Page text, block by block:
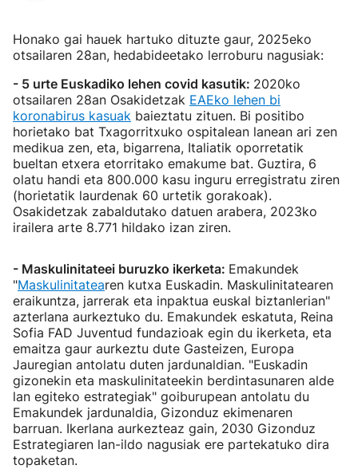
Honako gai hauek hartuko dituzte gaur, 2025eko
otsailaren 28an, hedabideetako lerroburu nagusiak:
- 5 urte Euskadiko lehen covid kasutik: 2020ko
otsailaren 28an Osakidetzak EAEko lehen bi
koronabirus kasuak baieztatu zituen. Bi positibo
horietako bat Txagorritxuko ospitalean lanean ari zen
medikua zen, eta, bigarrena, Italiatik oporretatik
bueltan etxera etorritako emakume bat. Guztira, 6
olatu handi eta 800.000 kasu inguru erregistratu ziren
(horietatik laurdenak 60 urtetik gorakoak).
Osakidetzak zabaldutako datuen arabera, 2023ko
irailera arte 8.771 hildako izan ziren.
- Maskulinitateei buruzko ikerketa: Emakundek
"Maskulinitatearen kutxa Euskadin. Maskulinitatearen
eraikuntza, jarrerak eta inpaktua euskal biztanlerian"
azterlana aurkeztuko du. Emakundek eskatuta, Reina
Sofia FAD Juventud fundazioak egin du ikerketa, eta
emaitza gaur aurkeztu dute Gasteizen, Europa
Jauregian antolatu duten jardunaldian. "Euskadin
gizonekin eta maskulinitateekin berdintasunaren alde
lan egiteko estrategiak" goiburupean antolatu du
Emakundek jardunaldia, Gizonduz ekimenaren
barruan. Ikerlana aurkezteaz gain, 2030 Gizonduz
Estrategiaren lan-ildo nagusiak ere partekatuko dira
topaketan.